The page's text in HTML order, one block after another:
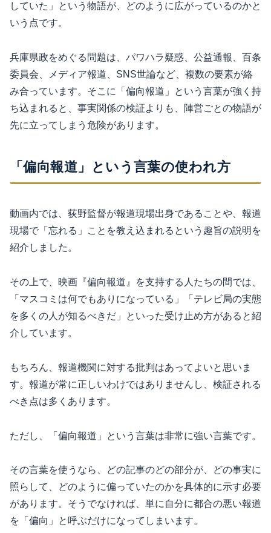
していた」という物語が、どのように広がっているのかと
いう点です。
兵庫県政をめぐる問題は、パワハラ疑惑、公益通報、百条
委員会、メディア報道、SNS世論など、複数の要素が絡
み合っています。そこに「偏向報道」という言葉が強く持
ち込まれると、事実関係の検証よりも、陣営ごとの物語が
先に立ってしまう危険があります。
「偏向報道」という言葉の使われ方
動画内では、荻野監督が報道現場出身であることや、報道
現場で「忘れる」ことを教え込まれるという趣旨の説明を
紹介しました。
その上で、映画『偏向報道』を支持する人たちの間では、
「マスコミは何でもありになっている」「テレビ局の実態
を多くの人が知るべきだ」といった受け止め方があると紹
介しています。
もちろん、報道機関に対する批判はあってよいと思いま
す。報道が常に正しいわけではありませんし、検証される
べき点は多くあります。
ただし、「偏向報道」という言葉は非常に強い言葉です。
その言葉を使うなら、どの記事のどの部分が、どの事実に
照らして、どのように偏っていたのかを具体的に示す必要
があります。そうでなければ、単に自分に都合の悪い報道
を「偏向」と呼ぶだけになってしまいます。